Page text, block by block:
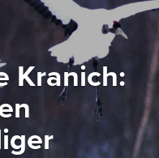
Kranich: